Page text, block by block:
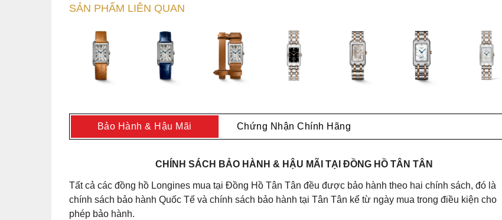
SẢN PHẨM LIÊN QUAN
Bảo Hành & Hậu Mãi Chứng Nhận Chính Hãng
CHÍNH SÁCH BẢO HÀNH & HẬU MÃI TẠI ĐỒNG HỒ TÂN TÂN
Tất cả các đồng hồ Longines mua tại Đồng Hồ Tân Tân đều được bảo hành theo hai chính sách, đó là
chính sách bảo hành Quốc Tế và chính sách bảo hành tại Tân Tân kể từ ngày mua trong điều kiện cho
phép bảo hành.